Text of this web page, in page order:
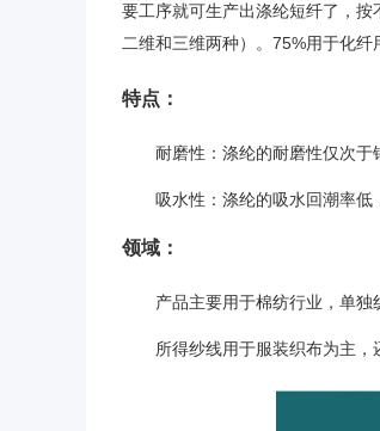
要工序就可生产出涤纶短纤了，
二维和三维两种）。75%用于化纤
特点：
耐磨性：涤纶的耐磨性仅次于
吸水性：涤纶的吸水回潮率低
领域：
产品主要用于棉纺行业，单独
所得纱线用于服装织布为主，